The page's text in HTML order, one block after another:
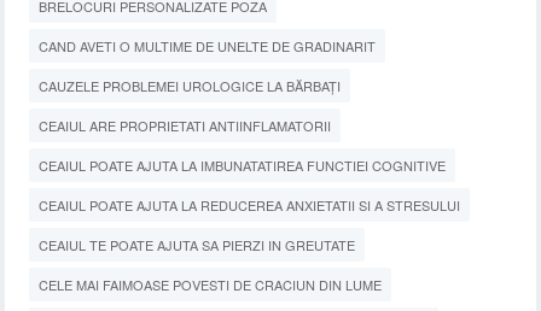
BRELOCURI PERSONALIZATE POZA
CAND AVETI O MULTIME DE UNELTE DE GRADINARIT
CAUZELE PROBLEMEI UROLOGICE LA BĂRBAȚI
CEAIUL ARE PROPRIETATI ANTIINFLAMATORII
CEAIUL POATE AJUTA LA IMBUNATATIREA FUNCTIEI COGNITIVE
CEAIUL POATE AJUTA LA REDUCEREA ANXIETATII SI A STRESULUI
CEAIUL TE POATE AJUTA SA PIERZI IN GREUTATE
CELE MAI FAIMOASE POVESTI DE CRACIUN DIN LUME